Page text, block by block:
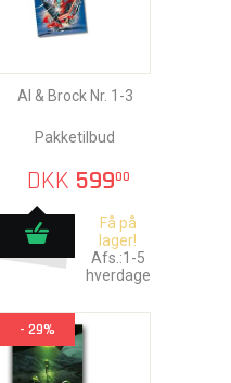
Al & Brock Nr. 1-3
Pakketilbud
DKK 59900
Få på
lager!
Afs.:1-5
hverdage
- 29%